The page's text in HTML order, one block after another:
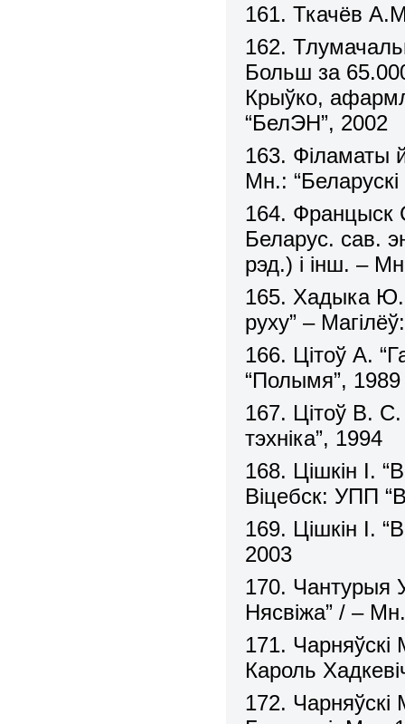
161. Ткачёв
162.
Больш за
Крыўко,
“БелЭН”, 2002
163. Філаматы
Мн.: “Беларускі
164. Францыск
Беларус. сав.
рэд.) і інш. –
165. Хадыка Ю.
руху” –
166. Цітоў А.
“Полымя”, 1989
167. Цітоў В.
тэхніка”, 1994
168. Цішкін І.
Віцебск: УПП
169. Цішкін І.
2003
170. Чантурыя
Нясвіжа” / –
171.
Кароль
172. Чарняўскі